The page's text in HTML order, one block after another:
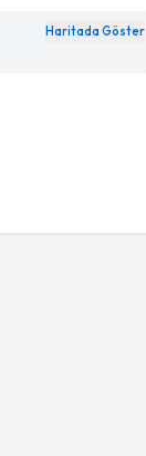
Haritada Göster